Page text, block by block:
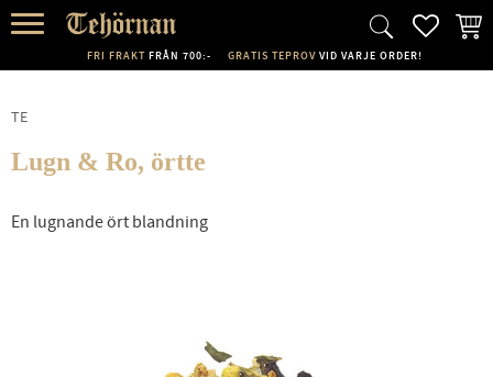
FRI FRAKT FRÅN 700:- GRATIS TEPROV VID VARJE ORDER!
TE
Lugn & Ro, örtte
En lugnande ört blandning